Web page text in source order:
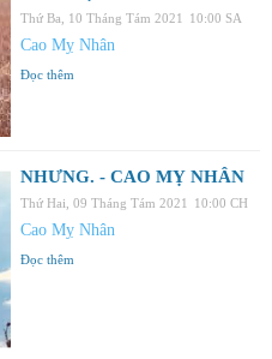
Thứ Ba, 10 Tháng Tám 2021 10:00 SA
Cao Mỵ Nhân
Đọc thêm
NHƯNG. - CAO MỴ NHÂN
Thứ Hai, 09 Tháng Tám 2021 10:00 CH
Cao Mỵ Nhân
Đọc thêm